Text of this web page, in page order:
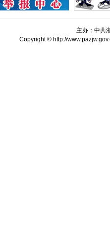
主办：中共
Copyright © http://